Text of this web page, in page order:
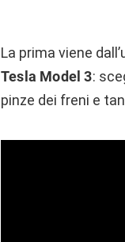
La prima viene
Tesla Model 3:
pinze dei freni e